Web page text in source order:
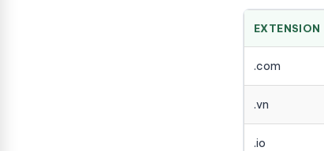
EXTENSION
.com
.vn
.io